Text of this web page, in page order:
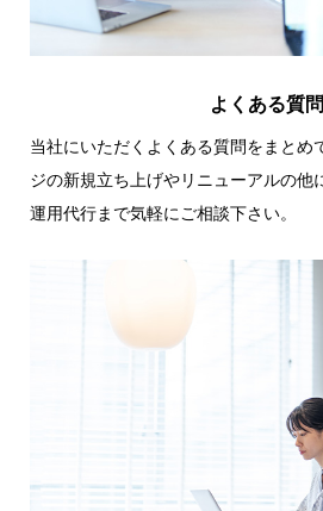
よくある質問
当社にいただくよくある質問をまとめ
ジの新規立ち上げやリニューアルの他
運用代行まで気軽にご相談下さい。